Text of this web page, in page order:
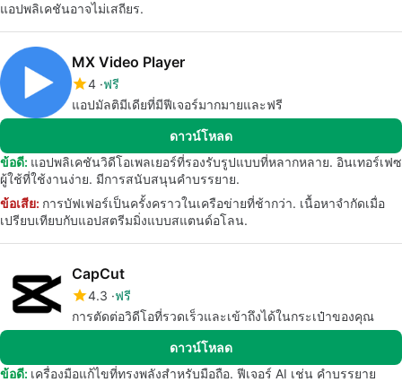
แอปพลิเคชันอาจไม่เสถียร.
MX Video Player
4 ฟรี
แอปมัลติมีเดียที่มีฟีเจอร์มากมายและฟรี
ดาวน์โหลด
ข้อดี: แอปพลิเคชันวิดีโอเพลเยอร์ที่รองรับรูปแบบที่หลากหลาย. อินเทอร์เฟซ
ผู้ใช้ที่ใช้งานง่าย. มีการสนับสนุนคำบรรยาย.
ข้อเสีย: การบัฟเฟอร์เป็นครั้งคราวในเครือข่ายที่ช้ากว่า. เนื้อหาจำกัดเมื่อ
เปรียบเทียบกับแอปสตรีมมิ่งแบบสแตนด์อโลน.
CapCut
4.3 ฟรี
การตัดต่อวิดีโอที่รวดเร็วและเข้าถึงได้ในกระเป๋าของคุณ
ดาวน์โหลด
ข้อดี: เครื่องมือแก้ไขที่ทรงพลังสำหรับมือถือ. ฟีเจอร์ AI เช่น คำบรรยาย